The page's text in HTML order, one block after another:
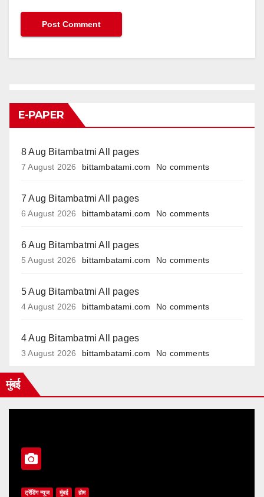
E-PAPER
8 Aug Bitambatmi All pages
7 August 2026 bittambatami.com No comments
7 Aug Bitambatmi All pages
6 August 2026 bittambatami.com No comments
6 Aug Bitambatmi All pages
5 August 2026 bittambatami.com No comments
5 Aug Bitambatmi All pages
4 August 2026 bittambatami.com No comments
4 Aug Bitambatmi All pages
3 August 2026 bittambatami.com No comments
मुंबई
ट्रेंडिंग न्यूज मुंबई होम